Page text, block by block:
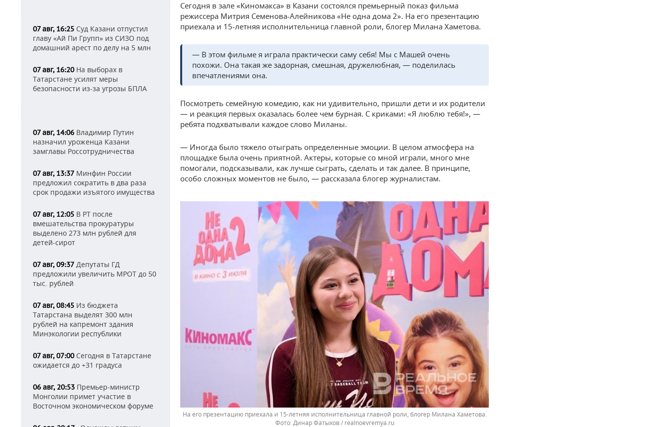
07 авг, 16:25 Суд Казани отпустил
главу «Ай Пи Групп» из СИЗО под
домашний арест по делу на 5 млн
07 авг, 16:20На выборах в
Татарстане усилят меры
безопасности из-за угрозы БПЛА
07 авг, 14:06 Владимир Путин
назначил уроженца Казани
замглавы Россотрудничества
07 авг, 13:37 Минфин России
предложил сократить в два раза
срок продажи изъятого имущества
07 авг, 12:05 В РТ после
вмешательства прокуратуры
выделено 273 млн рублей для
детей-сирот
07 авг, 09:37 Депутаты ГД
предложили увеличить МРОТ до 50
тыс. рублей
07 авг, 08:45 Из бюджета
Татарстана выделят 300 млн
рублей на капремонт здания
Минэкологии республики
07 авг, 07:00Сегодня в Татарстане
ожидается до +31 градуса
06 авг, 20:53 Премьер-министр
Монголии примет участие в
Восточном экономическом форуме
Сегодня в зале «Киномакса» в Казани состоялся премьерный показ фильма
режиссера Митрия Семенова-Алейникова «Не одна дома 2». На его презентацию
приехала и 15-летняя исполнительница главной роли, блогер Милана Хаметова.
— В этом фильме я играла практически саму себя! Мы с Машей очень
похожи. Она такая же задорная, смешная, дружелюбная, — поделилась
впечатлениями она.
Посмотреть семейную комедию, как ни удивительно, пришли дети и их родители
— и реакция первых оказалась более чем бурная. С криками: «Я люблю тебя!», —
ребята подхватывали каждое слово Миланы.
— Иногда было тяжело отыграть определенные эмоции. В целом атмосфера на
площадке была очень приятной. Актеры, которые со мной играли, много мне
помогали, подсказывали, как лучше сыграть, сделать и так далее. В принципе,
особо сложных моментов не было, — рассказала блогер журналистам.
На его презентацию приехала и 15-летняя исполнительница главной роли, блогер Милана Хаметова.
Динар Фатыхов / realnoevremya.ru